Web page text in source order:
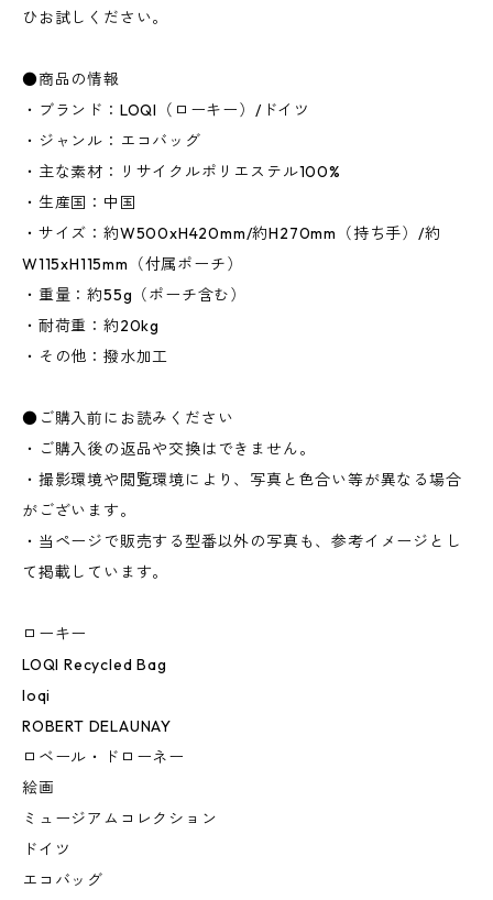
ひお試しください。
●商品の情報
・ブランド：LOQI（ローキー）/ドイツ
・ジャンル：エコバッグ
・主な素材：リサイクルポリエステル100%
・生産国：中国
・サイズ：約W500xH420mm/約H270mm（持ち手）/約
W115xH115mm（付属ポーチ）
・重量：約55g（ポーチ含む）
・耐荷重：約20kg
・その他：撥水加工
●ご購入前にお読みください
・ご購入後の返品や交換はできません。
・撮影環境や閲覧環境により、写真と色合い等が異なる場合
がございます。
・当ページで販売する型番以外の写真も、参考イメージとし
て掲載しています。
ローキー
LOQI Recycled Bag
loqi
ROBERT DELAUNAY
ロベール・ドローネー
絵画
ミュージアムコレクション
ドイツ
エコバッグ